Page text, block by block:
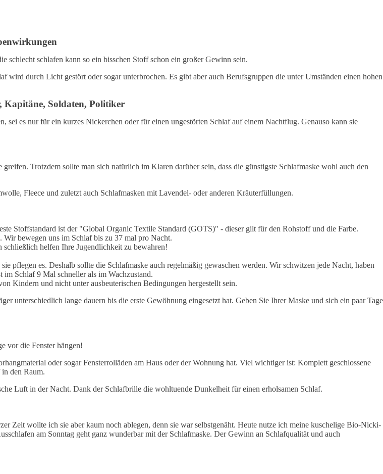
schlecht schlafen kann so ein bisschen Stoff schon ein großer Gewinn sein.
durch Licht gestört oder sogar unterbrochen. Es gibt aber auch Berufsgruppen die unter Umständen einen hohen
Kapitäne, Soldaten, Politiker
es nur für ein kurzes Nickerchen oder für einen ungestörten Schlaf auf einem Nachtflug. Genauso kann sie
Trotzdem sollte man sich natürlich im Klaren darüber sein, dass die günstigste Schlafmaske wohl auch den
Fleece und zuletzt auch Schlafmasken mit Lavendel- oder anderen Kräuterfüllungen.
Stoffstandard ist der "Global Organic Textile Standard (GOTS)" - dieser gilt für den Rohstoff und die Farbe.
bewegen uns im Schlaf bis zu 37 mal pro Nacht.
helfen Ihre Jugendlichkeit zu bewahren!
pflegen es. Deshalb sollte die Schlafmaske auch regelmäßig gewaschen werden. Wir schwitzen jede Nacht, haben
Schlaf 9 Mal schneller als im Wachzustand.
Kindern und nicht unter ausbeuterischen Bedingungen hergestellt sein.
unterschiedlich lange dauern bis die erste Gewöhnung eingesetzt hat. Geben Sie Ihrer Maske und sich ein paar Tage
vor die Fenster hängen!
oder sogar Fensterrolläden am Haus oder der Wohnung hat. Viel wichtiger ist: Komplett geschlossene
den Raum.
Luft in der Nacht. Dank der Schlafbrille die wohltuende Dunkelheit für einen erholsamen Schlaf.
Zeit wollte ich sie aber kaum noch ablegen, denn sie war selbstgenäht. Heute nutze ich meine kuschelige Bio-Nicki-
am Sonntag geht ganz wunderbar mit der Schlafmaske. Der Gewinn an Schlafqualität und auch